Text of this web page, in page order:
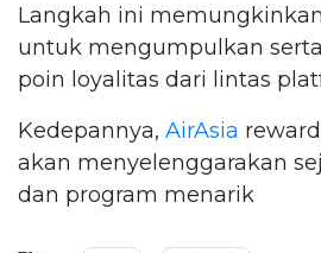
Langkah ini
untuk mengumpulkan
poin loyalitas dari lintas
Kedepannya, AirAsia
akan menyelenggarakan
dan program menarik